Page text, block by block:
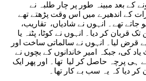
کے اندھیرے میں اس وقت پڑھتے تھے
تھے۔ انہوں نے شادیاں، تقاریب،
تک قربان کر دیا۔ انہوں نے کوٹا، پٹنہ یا
قرض لیا۔ انہوں نے سالماتی ساخت اور
کی، جبکہ امیر خاندانوں کے بچوں نے
ہی پرچہ حاصل کر لیا تھا۔ اور پھر ایک
کر دیا کہ یہ سب بے کار تھا۔